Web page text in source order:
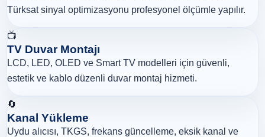
Türksat sinyal optimizasyonu profesyonel ölçümle yapılır.
📺
TV Duvar Montajı
LCD, LED, OLED ve Smart TV modelleri için güvenli,
estetik ve kablo düzenli duvar montaj hizmeti.
🔄
Kanal Yükleme
Uydu alıcısı, TKGS, frekans güncelleme, eksik kanal ve